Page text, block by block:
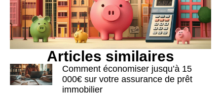
Articles similaires
Comment économiser jusqu’à 15
000€ sur votre assurance de prêt
immobilier